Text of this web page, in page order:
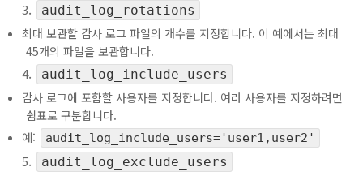
audit_log_rotations
최대 보관할 감사 로그 파일의 개수를 지정합니다. 이 예에서는 최대
45개의 파일을 보관합니다.
audit_log_include_users
감사 로그에 포함할 사용자를 지정합니다. 여러 사용자를 지정하려면
쉼표로 구분합니다.
예:
audit_log_include_users='user1,user2'
audit_log_exclude_users